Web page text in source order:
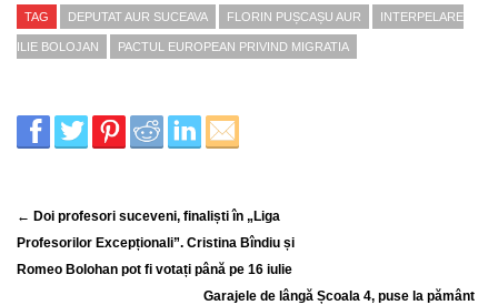
TAG DEPUTAT AUR SUCEAVA FLORIN PUȘCAȘU AUR INTERPELARE
ILIE BOLOJAN PACTUL EUROPEAN PRIVIND MIGRATIA
← Doi profesori suceveni, finaliști în „Liga
Profesorilor Excepționali”. Cristina Bîndiu și
Romeo Bolohan pot fi votați până pe 16 iulie
Garajele de lângă Școala 4, puse la pământ